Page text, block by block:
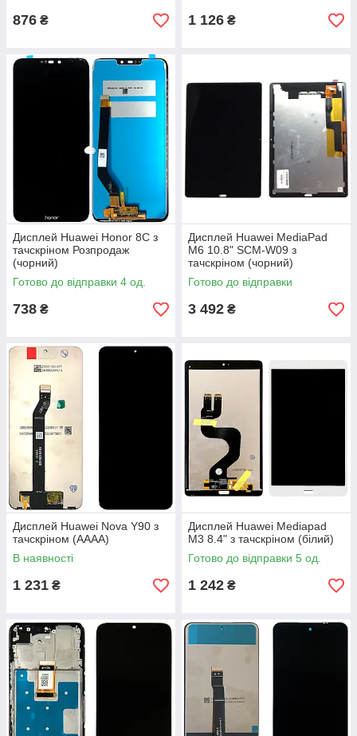
876 ₴ 1 126 ₴
Дисплей Huawei Honor 8C з
тачскріном Розпродаж
(чорний)
Готово до відправки 4 од.
738 ₴
Дисплей Huawei MediaPad
M6 10.8" SCM-W09 з
тачскріном (чорний)
Готово до відправки
3 492 ₴
Дисплей Huawei Nova Y90 з
тачскріном (AAAA)
В наявності
1 231 ₴
Дисплей Huawei Mediapad
M3 8.4" з тачскріном (білий)
Готово до відправки 5 од.
1 242 ₴